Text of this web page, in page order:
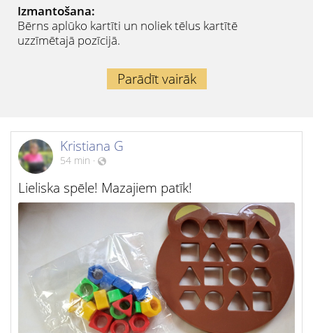
Izmantošana:
Bērns aplūko kartīti un noliek tēlus kartītē
uzzīmētajā pozīcijā.
Parādīt vairāk
Kristiana G
54 min ·
Lieliska spēle! Mazajiem patīk!